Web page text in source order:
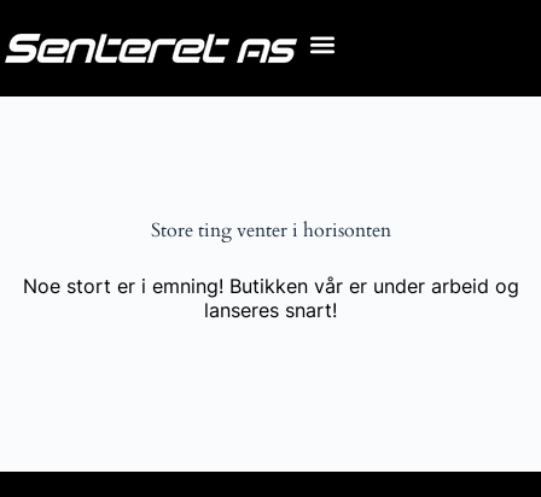
Store ting venter i horisonten
Noe stort er i emning! Butikken vår er under arbeid og
lanseres snart!